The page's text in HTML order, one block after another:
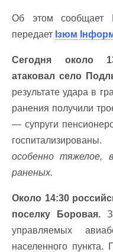
Об этом сообщает
передает Ізюм
Сегодня около
атаковал село
результате удара в
ранения получили
— супруги
особенно тяжелое,
раненых.
Около 14:30
поселку Боровая.
управляемых
населенного пункта.